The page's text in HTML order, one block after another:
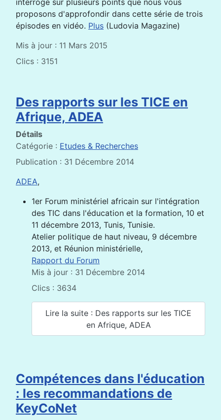
interroge sur plusieurs points que nous vous
proposons d'approfondir dans cette série de trois
épisodes en vidéo. Plus (Ludovia Magazine)
Mis à jour : 11 Mars 2015
Clics : 3151
Des rapports sur les TICE en
Afrique, ADEA
Détails
Catégorie : Etudes & Recherches
Publication : 31 Décembre 2014
ADEA,
1er Forum ministériel africain sur l'intégration
des TIC dans l'éducation et la formation, 10 et
11 décembre 2013, Tunis, Tunisie.
Atelier politique de haut niveau, 9 décembre
2013, et Réunion ministérielle,
Rapport du Forum
Mis à jour : 31 Décembre 2014
Clics : 3634
Lire la suite : Des rapports sur les TICE
en Afrique, ADEA
Compétences dans l'éducation
: les recommandations de
KeyCoNet